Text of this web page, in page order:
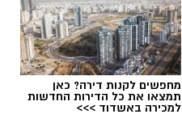
מחפשים לקנות דירה? כאן
תמצאו את כל הדירות החדשות
למכירה באשדוד >>>